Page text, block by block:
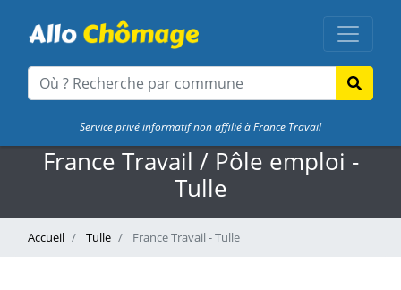
Service privé informatif non affilié à France Travail
France Travail / Pôle emploi -
Tulle
Accueil Tulle France Travail - Tulle